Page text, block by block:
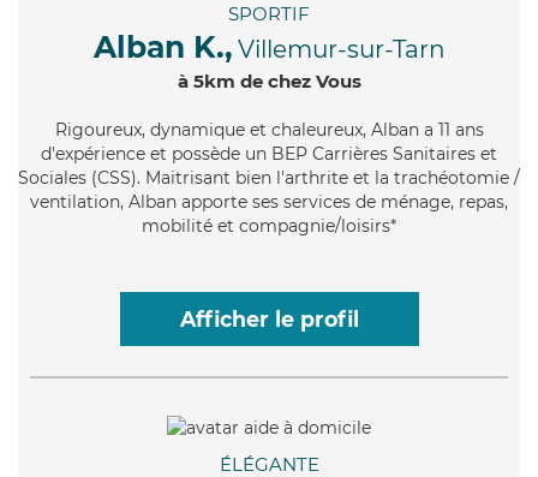
SPORTIF
Alban K., Villemur-sur-Tarn
à 5km de chez Vous
Rigoureux, dynamique et chaleureux, Alban a 11 ans
d'expérience et possède un BEP Carrières Sanitaires et
Sociales (CSS). Maitrisant bien l'arthrite et la trachéotomie /
ventilation, Alban apporte ses services de ménage, repas,
mobilité et compagnie/loisirs*
Afficher le profil
ÉLÉGANTE